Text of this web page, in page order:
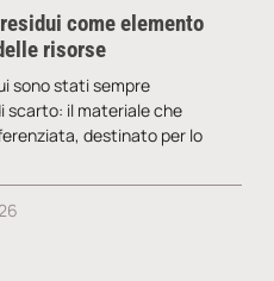
come elemento
risorse
sono stati sempre
scarto: il materiale che
destinato per lo